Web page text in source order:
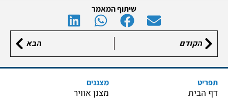
שיתוף המאמר
הקודם הבא
תפריט
דף הבית
מצננים
מצנן אוויר